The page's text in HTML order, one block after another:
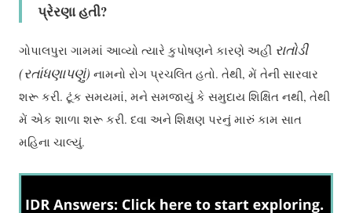
પ્રેરણા હતી?
ગોપાલપુરા ગામમાં આવ્યો ત્યારે કુપોષણને કારણે અહીં રાતોડી
(રતાંધણાપણું) નામનો રોગ પ્રચલિત હતો. તેથી, મેં તેની સારવાર
શરૂ કરી. ટૂંક સમયમાં, મને સમજાયું કે સમુદાય શિક્ષિત નથી, તેથી
મેં એક શાળા શરૂ કરી. દવા અને શિક્ષણ પરનું મારું કામ સાત
મહિના ચાલ્યું.